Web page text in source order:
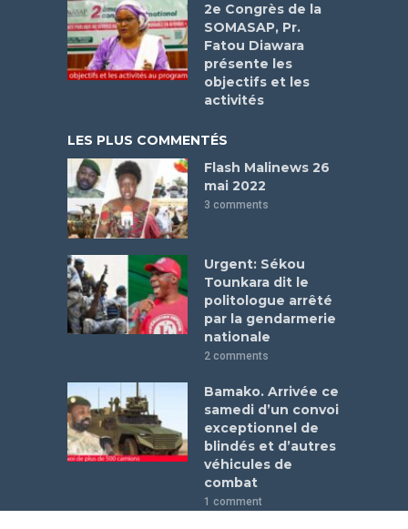
2e Congrès de la
SOMASAP, Pr.
Fatou Diawara
présente les
objectifs et les
activités
LES PLUS COMMENTÉS
Flash Malinews 26
mai 2022
3 comments
Urgent: Sékou
Tounkara dit le
politologue arrêté
par la gendarmerie
nationale
2 comments
Bamako. Arrivée ce
samedi d’un convoi
exceptionnel de
blindés et d’autres
véhicules de
combat
1 comment